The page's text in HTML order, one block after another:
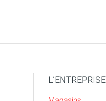
L’ENTREPRISE